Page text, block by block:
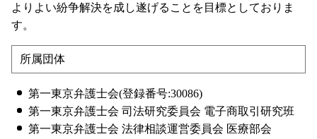
よりよい紛争解決を成し遂げることを目標としておりま
す。
所属団体
第一東京弁護士会(登録番号:30086)
第一東京弁護士会 司法研究委員会 電子商取引研究班
第一東京弁護士会 法律相談運営委員会 医療部会